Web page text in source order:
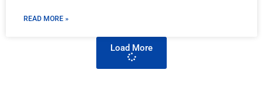
READ MORE »
Load More